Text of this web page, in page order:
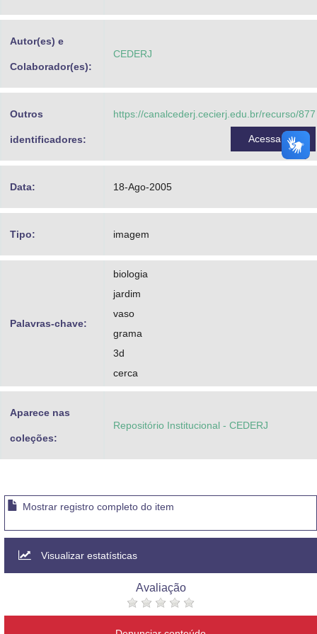
Advocacia-Geral da União
Banco Central do Brasil
Autor(es) e
Colaborador(es):
CEDERJ
Outros
identificadores:
https://canalcederj.cecierj.edu.br/recurso/877
Acessar
Data: 18-Ago-2005
Tipo: imagem
Palavras-chave:
biologia
jardim
vaso
grama
3d
cerca
Aparece nas
coleções:
Repositório Institucional - CEDERJ
Mostrar registro completo do item
Visualizar estatísticas
Avaliação